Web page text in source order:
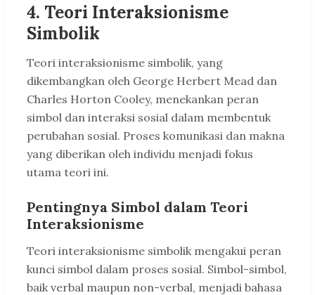
4. Teori Interaksionisme
Simbolik
Teori interaksionisme simbolik, yang
dikembangkan oleh George Herbert Mead dan
Charles Horton Cooley, menekankan peran
simbol dan interaksi sosial dalam membentuk
perubahan sosial. Proses komunikasi dan makna
yang diberikan oleh individu menjadi fokus
utama teori ini.
Pentingnya Simbol dalam Teori
Interaksionisme
Teori interaksionisme simbolik mengakui peran
kunci simbol dalam proses sosial. Simbol-simbol,
baik verbal maupun non-verbal, menjadi bahasa